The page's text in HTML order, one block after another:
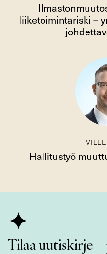
liiketoimintariski –
Hallitustyö
Tilaa uutiskirje –